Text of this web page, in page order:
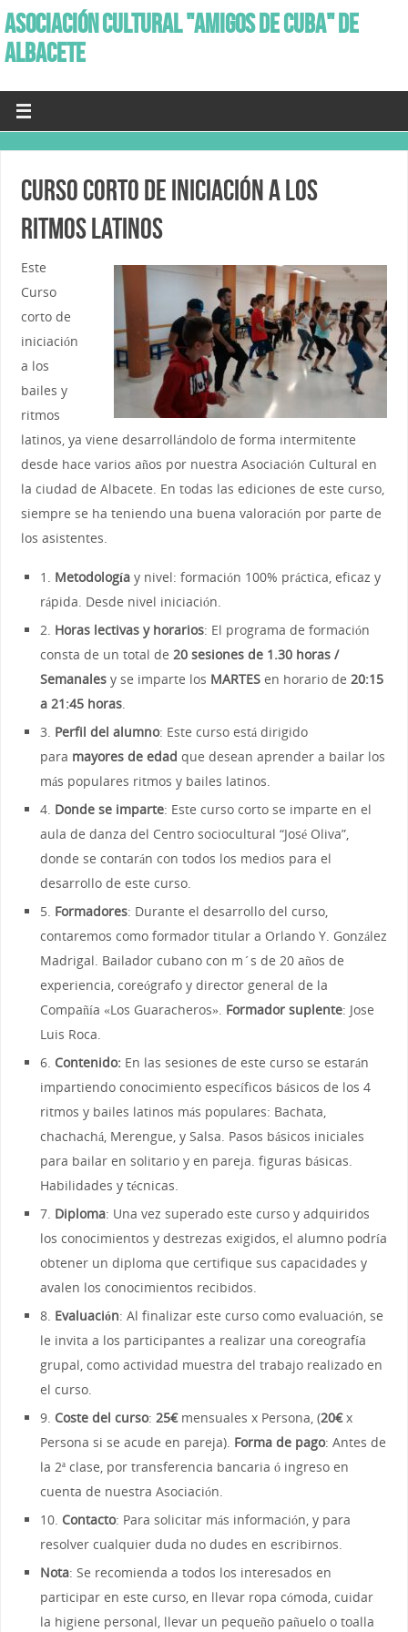
ASOCIACIÓN CULTURAL "AMIGOS DE CUBA" DE
ALBACETE
CURSO CORTO DE INICIACIÓN A LOS
RITMOS LATINOS
Este
Curso
corto de
iniciación
a los
bailes y
ritmos
latinos, ya viene desarrollándolo de forma intermitente
desde hace varios años por nuestra Asociación Cultural en
la ciudad de Albacete. En todas las ediciones de este curso,
siempre se ha teniendo una buena valoración por parte de
los asistentes.
1. Metodología y nivel: formación 100% práctica, eficaz y
rápida. Desde nivel iniciación.
2. Horas lectivas y horarios: El programa de formación
consta de un total de20 sesiones de 1.30 horas /
Semanalesy se imparte los MARTES en horario de20:15
a 21:45 horas.
3. Perfil del alumno: Este curso está dirigido
para mayores de edadque desean aprender a bailar los
más populares ritmos y bailes latinos.
4. Donde se imparte: Este curso corto se imparte en el
aula de danza del Centro sociocultural “José Oliva”,
donde se contarán con todos los medios para el
desarrollo de este curso.
5. Formadores: Durante el desarrollo del curso,
contaremos como formador titular a Orlando Y. González
Madrigal. Bailador cubano con m´s de 20 años de
experiencia, coreógrafo y director general de la
Compañía «Los Guaracheros». Formador suplente: Jose
Luis Roca.
6. Contenido: En las sesiones de este curso se estarán
impartiendo conocimiento específicos básicos de los 4
ritmos y bailes latinos más populares: Bachata,
chachachá, Merengue, y Salsa. Pasos básicos iniciales
para bailar en solitario y en pareja. figuras básicas.
Habilidades y técnicas.
7. Diploma: Una vez superado este curso y adquiridos
los conocimientos y destrezas exigidos, el alumno podría
obtener un diploma que certifique sus capacidades y
avalen los conocimientos recibidos.
8. Evaluación: Al finalizar este curso como evaluación, se
le invita a los participantes a realizar una coreografía
grupal, como actividad muestra del trabajo realizado en
el curso.
9. Coste del curso:25€mensuales x Persona, (20€x
Persona si se acude en pareja). Forma de pago: Antes de
la 2ª clase, por transferencia bancaria ó ingreso en
cuenta de nuestra Asociación.
10. Contacto: Para solicitar más información, y para
resolver cualquier duda no dudes en escribirnos.
Nota: Se recomienda a todos los interesados en
participar en este curso, en llevar ropa cómoda, cuidar
la higiene personal, llevar un pequeño pañuelo o toalla